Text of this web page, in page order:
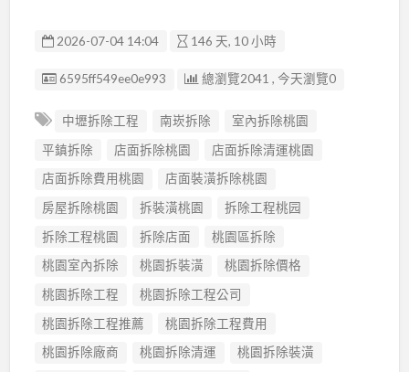
2026-07-04 14:04 146 天, 10 小時
廣告编號
6595ff549ee0e993 總瀏覽2041 , 今天瀏覽0
中壢拆除工程 南崁拆除
室內拆除桃園
平鎮拆除
店面拆除桃園
店面拆除清運桃園
店面拆除費用桃園
店面裝潢拆除桃園
房屋拆除桃園
拆裝潢桃園
拆除工程桃园
拆除工程桃園
拆除店面
桃園區拆除
桃園室內拆除
桃園拆裝潢
桃園拆除價格
桃園拆除工程
桃園拆除工程公司
桃園拆除工程推薦
桃園拆除工程費用
桃園拆除廠商
桃園拆除清運
桃園拆除裝潢